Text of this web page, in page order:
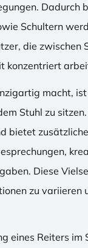
Dadurch
Schultern
die zwischen
konzentriert
macht,
Stuhl zu
bietet zusätzliche
Diese
zu variieren
eines Reiters im